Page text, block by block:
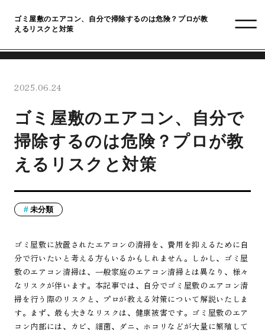
ゴミ屋敷のエアコン、自分で掃除するのは危険？プロが教
えるリスクと対策
2025.06.24
ゴミ屋敷のエアコン、自分で
掃除するのは危険？プロが教
えるリスクと対策
未分類
ゴミ屋敷に放置されたエアコンの清掃を、費用を抑えるために自
分で行いたいと考える方もいるかもしれません。しかし、ゴミ屋
敷のエアコン清掃は、一般家庭のエアコン清掃とは異なり、様々
なリスクが伴います。本記事では、自分でゴミ屋敷のエアコン清
掃を行う際のリスクと、プロが教える対策について解説いたしま
す。まず、最も大きなリスクは、健康被害です。ゴミ屋敷のエア
コン内部には、カビ、細菌、ダニ、ホコリなどが大量に繁殖して